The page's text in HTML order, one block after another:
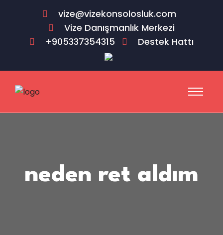
vize@vizekonsolosluk.com
Vize Danışmanlık Merkezi
+905337354315
Destek Hattı
neden ret aldım